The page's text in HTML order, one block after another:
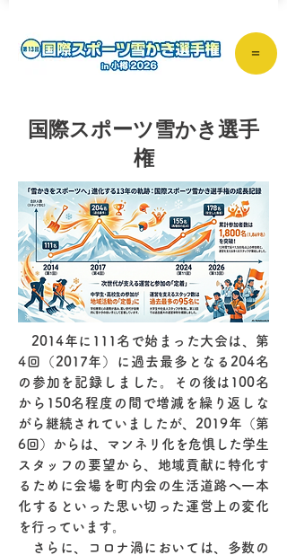
＝
国際スポーツ雪かき選手
権
2014年に111名で始まった大会は、第
4回（2017年）に過去最多となる204名
の参加を記録しました。
その後は100名
から150名程度の間で増減を繰り返しな
がら継続されていましたが、 2019年（第
6回）からは、マンネリ化を危惧した学生
スタッフの要望から、地域貢献に特化す
るために会場を町内会の生活道路へ一本
化するといった思い切った運営上の変化
を行っています。
さらに、コロナ渦においては、多数の